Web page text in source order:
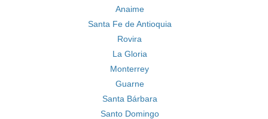
Anaime
Santa Fe de Antioquia
Rovira
La Gloria
Monterrey
Guarne
Santa Bárbara
Santo Domingo